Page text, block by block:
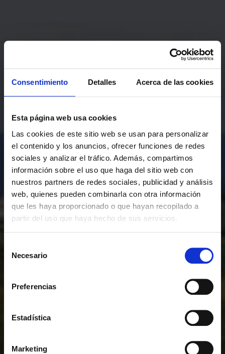
Consentimiento Detalles Acerca de las cookies
Esta página web usa cookies
Las cookies de este sitio web se usan para personalizar
el contenido y los anuncios, ofrecer funciones de redes
sociales y analizar el tráfico. Además, compartimos
información sobre el uso que haga del sitio web con
nuestros partners de redes sociales, publicidad y análisis
web, quienes pueden combinarla con otra información
que les haya proporcionado o que hayan recopilado a
partir del uso que haya hecho de sus servicios.
Necesario
Preferencias
Estadística
Marketing